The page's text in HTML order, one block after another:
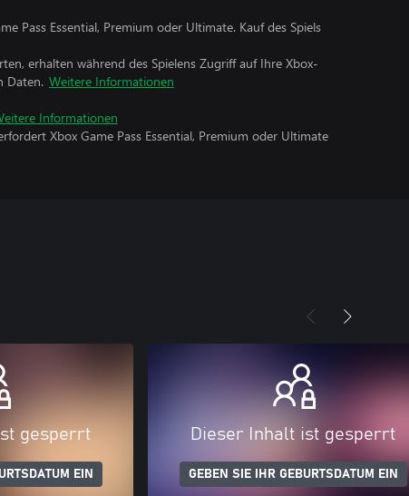
Pass Essential, Premium oder Ultimate. Kauf des Spiels
erhalten während des Spielens Zugriff auf Ihre Xbox-
Daten. Weitere Informationen
Informationen
Xbox Game Pass Essential, Premium oder Ultimate
gesperrt
EIN
Dieser Inhalt ist gesperrt
GEBEN SIE IHR GEBURTSDATUM EIN